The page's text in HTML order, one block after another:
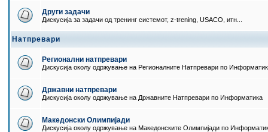
Други задачи
Дискусија за задачи од тренинг системот, z-trening, USACO, итн...
Натпревари
Регионални натпревари
Дискусија околу одржување на Регионалните Натпревари по
Државни натпревари
Дискусија околу одржување на Државните Натпревари по Информатика
Македонски Олимпијади
Дискусија околу одржување на Македонските Олимпијади по